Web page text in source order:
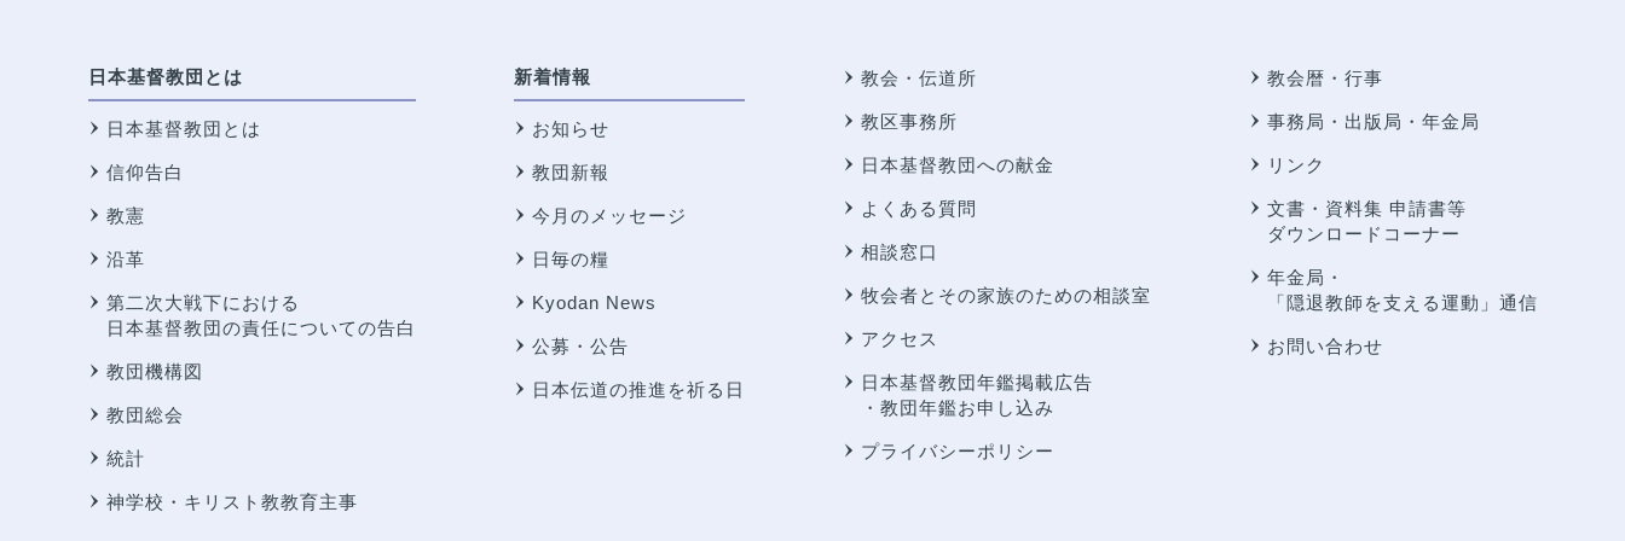
日本基督教団とは
日本基督教団とは
信仰告白
教憲
沿革
第二次大戦下における
日本基督教団の責任についての告白
教団機構図
教団総会
統計
神学校・キリスト教教育主事
新着情報
お知らせ
教団新報
今月のメッセージ
日毎の糧
Kyodan News
公募・公告
日本伝道の推進を祈る日
教会・伝道所
教区事務所
日本基督教団への献金
よくある質問
相談窓口
牧会者とその家族のための相談室
アクセス
日本基督教団年鑑掲載広告
・教団年鑑お申し込み
プライバシーポリシー
教会暦・行事
事務局・出版局・年金局
リンク
文書・資料集 申請書等
ダウンロードコーナー
年金局・
「隠退教師を支える運動」通信
お問い合わせ